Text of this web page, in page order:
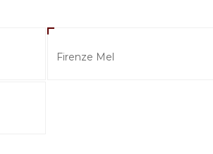
Firenze Mel